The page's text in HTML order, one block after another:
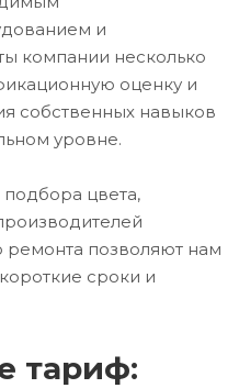
и
компании несколько
оценку и
собственных навыков
уровне.
цвета,
ремонта позволяют нам
сроки и
тариф: